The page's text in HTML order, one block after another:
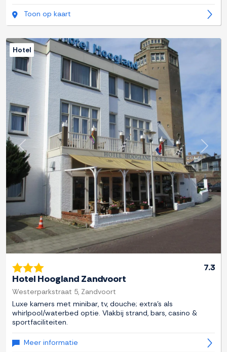
Toon op kaart
Previous Next
Hotel
7.3
Hotel Hoogland Zandvoort
Westerparkstraat 5, Zandvoort
Luxe kamers met minibar, tv, douche; extra's als
whirlpool/waterbed optie. Vlakbij strand, bars, casino &
sportfaciliteiten.
Meer informatie